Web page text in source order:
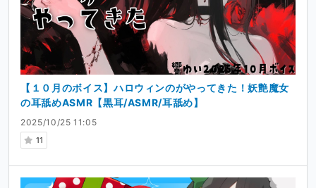
2025/10/25 11:05
11
【１０月のボイス】ハロウィンのがやってきた！妖艶魔女
の耳舐めASMR【黒耳/ASMR/耳舐め】